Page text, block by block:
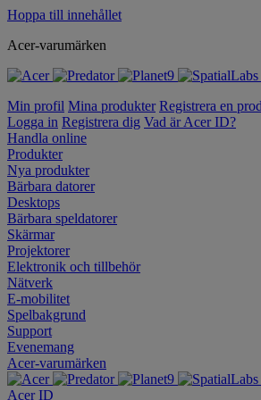
Hoppa till innehållet
Acer-varumärken
Min profil Mina produkter Registrera en
Logga in Registrera dig Vad är Acer ID?
Handla online
Produkter
Nya produkter
Bärbara datorer
Desktops
Bärbara speldatorer
Skärmar
Projektorer
Elektronik och tillbehör
Nätverk
E-mobilitet
Spelbakgrund
Support
Evenemang
Acer-varumärken
Acer ID